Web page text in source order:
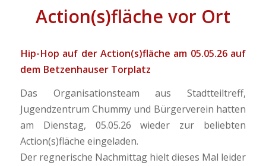
Action(s)fläche vor Ort
Hip-Hop auf der Action(s)fläche am 05.05.26 auf
dem Betzenhauser Torplatz
Das Organisationsteam aus Stadtteiltreff,
Jugendzentrum Chummy und Bürgerverein hatten
am Dienstag, 05.05.26 wieder zur beliebten
Action(s)fläche eingeladen.
Der regnerische Nachmittag hielt dieses Mal leider